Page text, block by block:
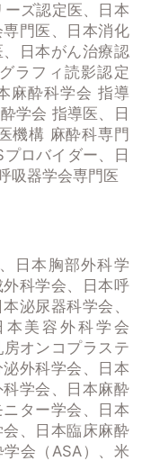
ズ認定医、日本
門医、日本消化
日本がん治療認
ラフィ読影認定
麻酔科学会 指導
学会 指導医、日
機構 麻酔科専門
ロバイダー、日
吸器学会専門医
日本胸部外科学
科学会、日本呼
泌尿器科学会、
本美容外科学会
房オンコプラステ
外科学会、日本
学会、日本麻酔
ター学会、日本
、日本臨床麻酔
会（ASA）、米